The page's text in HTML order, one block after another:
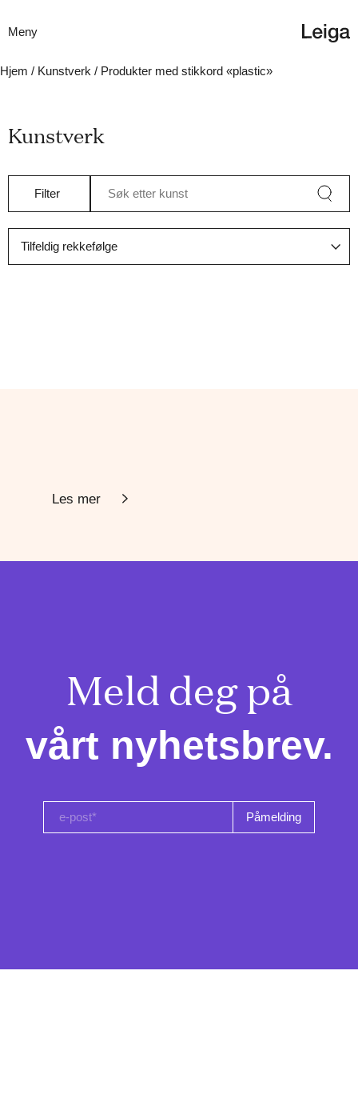
Meny
Hjem / Kunstverk / Produkter med stikkord «plastic»
Kunstverk
Filter Søk etter kunst
Les mer
Meld deg på
vårt nyhetsbrev.
e-post*